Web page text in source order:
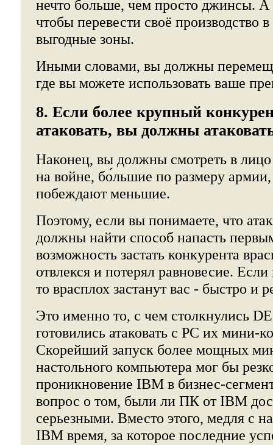
нечто больше, чем просто джинсы. А
чтобы перевести своё производство
выгодные зоны.
Иными словами, вы должны
где вы можете использовать ваше
8. Если более крупный
атаковать, вы должны
Наконец, вы должны смотреть в
на войне, бо́льшие по размеру
побеждают меньшие.
Поэтому, если вы понимаете, что
должны найти способ напасть
возможность застать конкурента
отвлекся и потерял равновесие. Если
то врасплох застанут вас - быстро и
Это именно то, с чем столкнулись
готовились атаковать с PC их мини-
Скорейший запуск более мощных
настольного компьютера мог бы
проникновение IBM в бизнес-
вопрос о том, были ли ПК от IBM
серьезными. Вместо этого, медля с
IBM время, за которое последние